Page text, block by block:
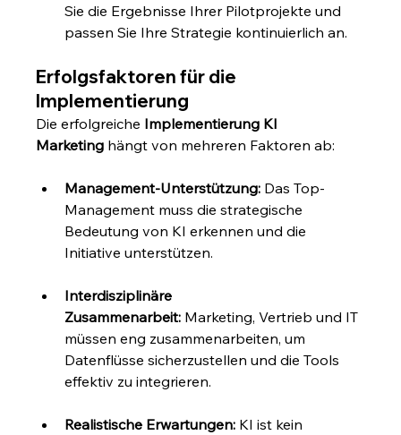
Sie die Ergebnisse Ihrer Pilotprojekte und
passen Sie Ihre Strategie kontinuierlich an.
Erfolgsfaktoren für die
Implementierung
Die erfolgreiche Implementierung KI
Marketing hängt von mehreren Faktoren ab:
Management-Unterstützung: Das Top-
Management muss die strategische
Bedeutung von KI erkennen und die
Initiative unterstützen.
Interdisziplinäre
Zusammenarbeit: Marketing, Vertrieb und IT
müssen eng zusammenarbeiten, um
Datenflüsse sicherzustellen und die Tools
effektiv zu integrieren.
Realistische Erwartungen: KI ist kein